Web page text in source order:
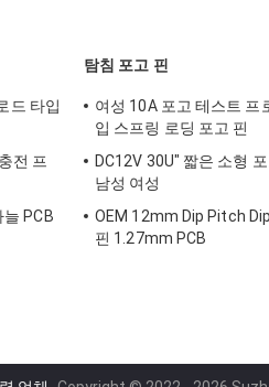
드 타입
전 프
PCB
탐침 포고 핀
여성 10A 포고 테스트 프
입 스프링 로딩 포고 핀
DC12V 30U" 짧은 소형
남성 여성
OEM 12mm Dip Pitch
핀 1.27mm PCB